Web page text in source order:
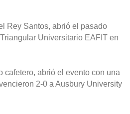
Rey Santos, abrió el pasado
Universitario EAFIT en
cafetero, abrió el evento con una
2-0 a Ausbury University